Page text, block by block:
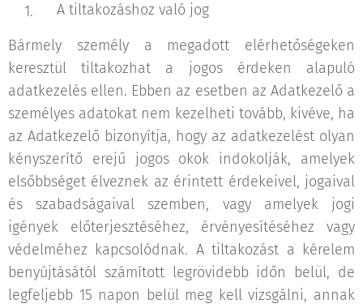
A tiltakozáshoz való jog
Bármely személy a megadott elérhetőségeken
keresztül tiltakozhat a jogos érdeken alapuló
adatkezelés ellen. Ebben az esetben az Adatkezelő a
személyes adatokat nem kezelheti tovább, kivéve, ha
az Adatkezelő bizonyítja, hogy az adatkezelést olyan
kényszerítő erejű jogos okok indokolják, amelyek
elsőbbséget élveznek az érintett érdekeivel, jogaival
és szabadságaival szemben, vagy amelyek jogi
igények előterjesztéséhez, érvényesítéséhez vagy
védelméhez kapcsolódnak. A tiltakozást a kérelem
benyújtásától számított legrövidebb időn belül, de
legfeljebb 15 napon belül meg kell vizsgálni, annak